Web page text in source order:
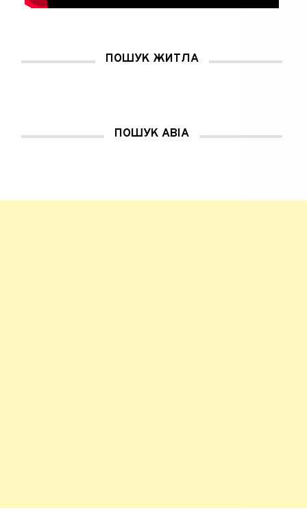
ПОШУК ЖИТЛА
ПОШУК АВІА